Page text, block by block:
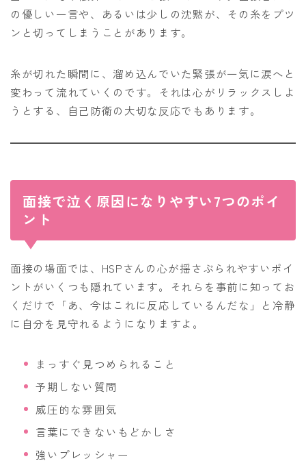
の優しい一言や、あるいは少しの沈黙が、その糸をプツ
ンと切ってしまうことがあります。
糸が切れた瞬間に、溜め込んでいた緊張が一気に涙へと
変わって流れていくのです。それは心がリラックスしよ
うとする、自己防衛の大切な反応でもあります。
面接で泣く原因になりやすい7つのポイ
ント
面接の場面では、HSPさんの心が揺さぶられやすいポイ
ントがいくつも隠れています。それらを事前に知ってお
くだけで「あ、今はこれに反応しているんだな」と冷静
に自分を見守れるようになりますよ。
まっすぐ見つめられること
予期しない質問
威圧的な雰囲気
言葉にできないもどかしさ
強いプレッシャー